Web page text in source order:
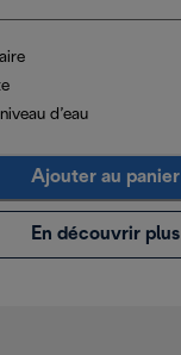
d’eau
Ajouter au panier
En découvrir plus